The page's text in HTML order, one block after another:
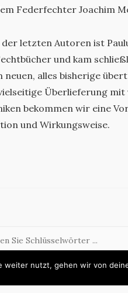
Federfechter Joachim
letzten Autoren ist
und kam
neuen, alles bisherige
Überlieferung mit
bekommen wir eine
und Wirkungsweise.
weiter nutzt, gehen wir von